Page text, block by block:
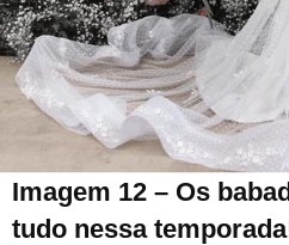
Imagem 12 – Os
tudo nessa